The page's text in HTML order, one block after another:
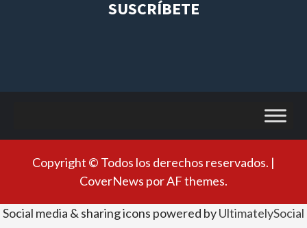
SUSCRÍBETE
Copyright © Todos los derechos reservados. |
CoverNews por AF themes.
Social media & sharing icons powered byUltimatelySocial